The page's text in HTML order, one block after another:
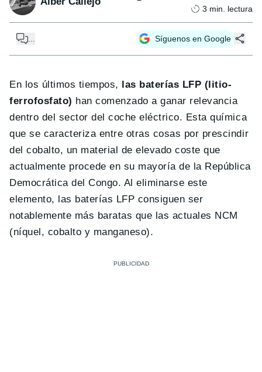
3 min. lectura
Síguenos en Google
En los últimos tiempos, las baterías LFP (litio-
ferrofosfato) han comenzado a ganar relevancia
dentro del sector del coche eléctrico. Esta química
que se caracteriza entre otras cosas por prescindir
del cobalto, un material de elevado coste que
actualmente procede en su mayoría de la República
Democrática del Congo. Al eliminarse este
elemento, las baterías LFP consiguen ser
notablemente más baratas que las actuales NCM
(níquel, cobalto y manganeso).